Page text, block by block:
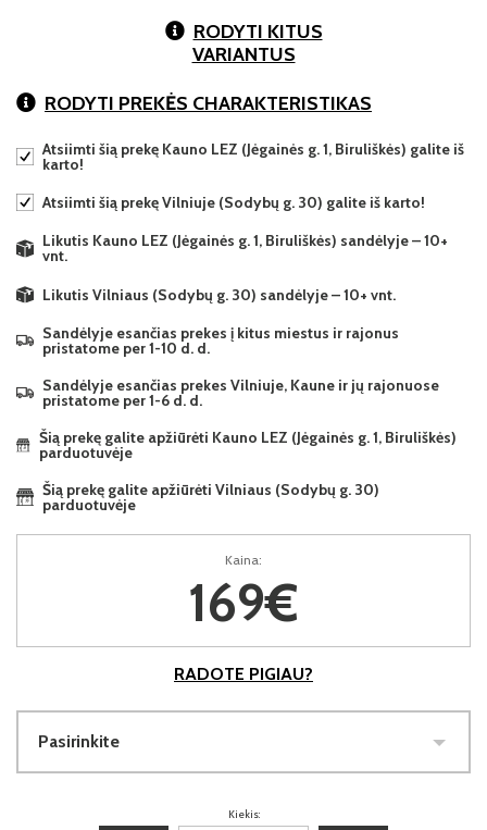
RODYTI KITUS
VARIANTUS
RODYTI PREKĖS CHARAKTERISTIKAS
Atsiimti šią prekę Kauno LEZ (Jėgainės g. 1, Biruliškės) galite iš
karto!
Atsiimti šią prekę Vilniuje (Sodybų g. 30) galite iš karto!
Likutis Kauno LEZ (Jėgainės g. 1, Biruliškės) sandėlyje – 10+
vnt.
Likutis Vilniaus (Sodybų g. 30) sandėlyje – 10+ vnt.
Sandėlyje esančias prekes į kitus miestus ir rajonus
pristatome per 1-10 d. d.
Sandėlyje esančias prekes Vilniuje, Kaune ir jų rajonuose
pristatome per 1-6 d. d.
Šią prekę galite apžiūrėti Kauno LEZ (Jėgainės g. 1, Biruliškės)
parduotuvėje
Šią prekę galite apžiūrėti Vilniaus (Sodybų g. 30)
parduotuvėje
Kaina:
169€
RADOTE PIGIAU?
Pasirinkite
Kiekis: